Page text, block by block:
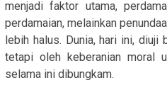
menjadi faktor utama,
perdamaian, melainkan
lebih halus. Dunia, hari ini, diuji
tetapi oleh keberanian moral
selama ini dibungkam.